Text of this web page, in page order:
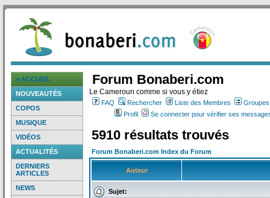
> ACCUEIL
NOUVEAUTÉS
COPOS
MUSIQUE
VIDÉOS
ACTUALITÉS
DERNIERS
ARTICLES
NEWS
Forum Bonaberi.com
Le Cameroun comme si vous y étiez
FAQ Rechercher Liste des Membres
Profil
Se connecter pour vérifier ses
5910 résultats trouvés
Forum Bonaberi.com Index du Forum
Auteur
Sujet: